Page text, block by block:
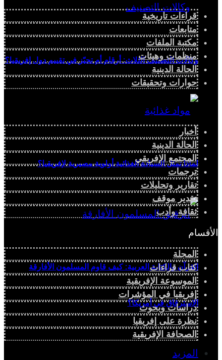
وكالات التصنيف الثلاث: أرقام أم تحيّز في تقييم دول إفريقيا؟
لماذا تمثل السيادة الغذائية أولوية مصيرية لإفريقيا؟
القرآن والكتابة العربية: كيف قاوم المسلمون الأفارقة
الاسترقاق في أمريكا؟
المزيد
قراءات تاريخية
متابعات
مكتبة الملفات
منظمات وهيئات
الحالة الدينية
حوارات وتحقيقات
أخبار
الحالة الدينية
المجتمع الإفريقي
ترجمات
تقارير وتحليلات
تقدير موقف
ثقافة وأدب
الأقسام
المجلة
كتاب قراءات
الموسوعة الإفريقية
إفريقيا في المؤشرات
دراسات وبحوث
نظرة على إفريقيا
الصحافة الإفريقية